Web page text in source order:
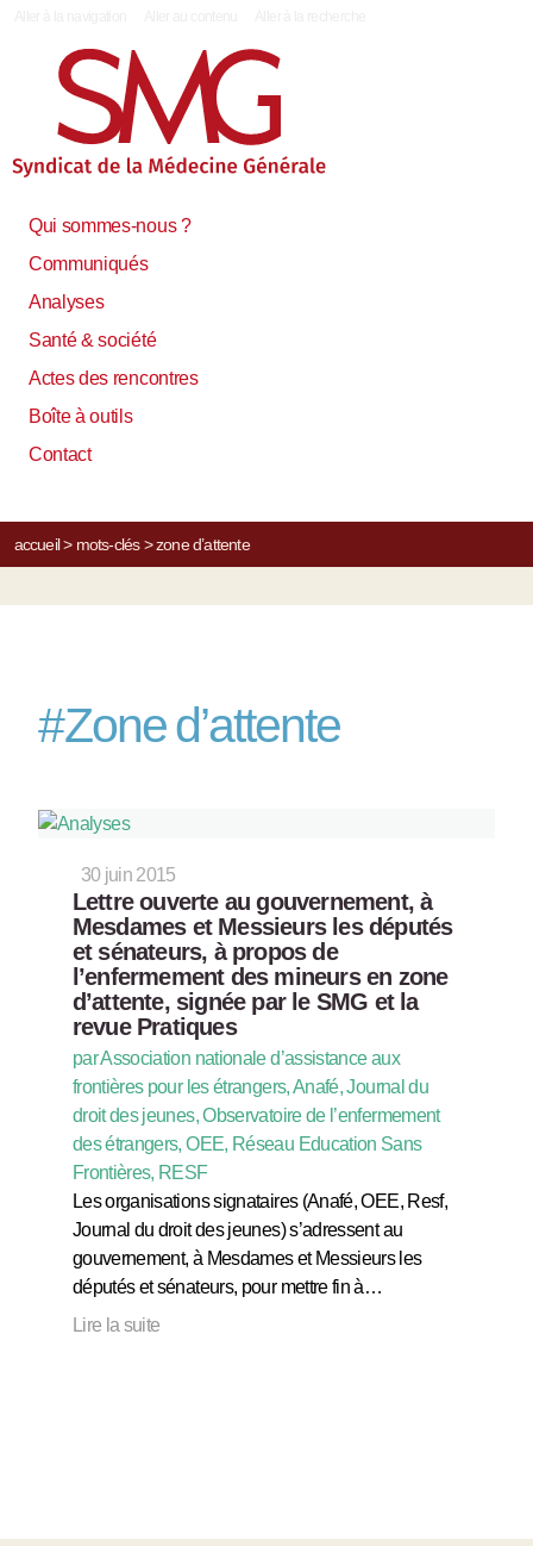
Qui sommes-nous ?
Communiqués
Analyses
Santé & société
Actes des rencontres
Boîte à outils
Contact
accueil> mots-clés> zone d’attente
#Zone d’attente
30 juin 2015
Lettre ouverte au gouvernement, à
Mesdames et Messieurs les députés
et sénateurs, à propos de
l’enfermement des mineurs en zone
d’attente, signée par le SMG et la
revue Pratiques
par Association nationale d’assistance aux
frontières pour les étrangers, Anafé, Journal du
droit des jeunes, Observatoire de l’enfermement
des étrangers, OEE, Réseau Education Sans
Frontières, RESF
Les organisations signataires (Anafé, OEE, Resf,
Journal du droit des jeunes) s’adressent au
gouvernement, à Mesdames et Messieurs les
députés et sénateurs, pour mettre fin à…
Lire la suite